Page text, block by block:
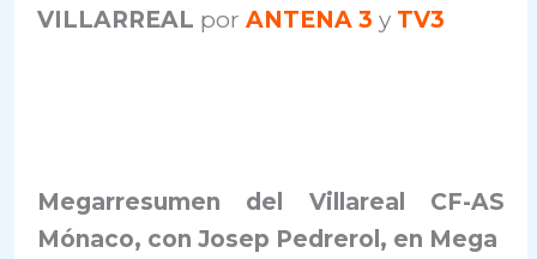
VILLARREAL porANTENA 3 y TV3
Megarresumen del Villareal CF-AS
Mónaco, con Josep Pedrerol, en Mega